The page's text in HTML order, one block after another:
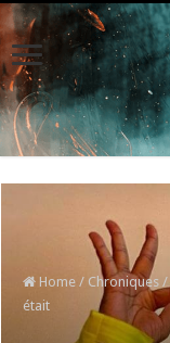
Home / Chroniques /
était